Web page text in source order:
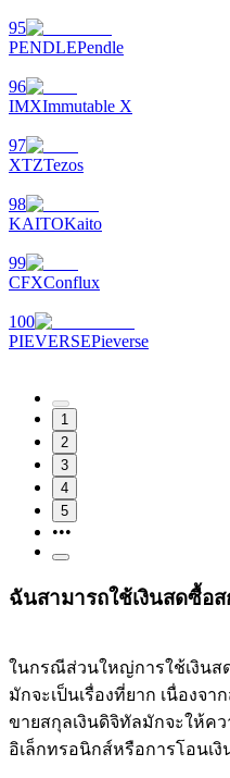
95
PENDLEPendle
96
IMXImmutable X
97
XTZTezos
98
KAITOKaito
99
CFXConflux
100
PIEVERSEPieverse
1
2
3
4
5
•••
ฉันสามารถใช้เงินสดซื้อส
ในกรณีส่วนใหญ่การใช้เงินส
มักจะเป็นเรื่องที่ยาก เนื่องจ
ขายสกุลเงินดิจิทัลมักจะให้ค
อิเล็กทรอนิกส์หรือการโอนเ